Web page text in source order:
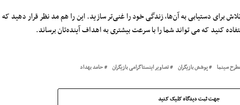
برای دستیابی به آن‌ها، زندگی خود را غنی‌تر سازید. این را هم مد نظر قرار دهید که
کنید که می تواند شما را با سرعت بیشتری به اهداف آینده‌تان برساند.
سینما پوشش بازیگران تصاویر اینستاگرامی بازیگران حامد بهداد
جهت ثبت دیدگاه کلیک کنید